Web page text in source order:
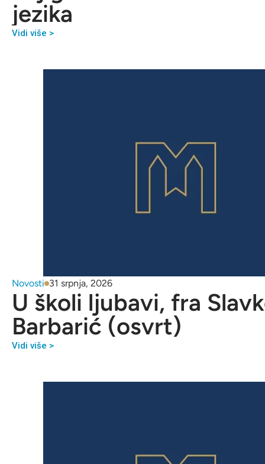
jezika
Vidi više >
Novosti 31 srpnja, 2026
U školi ljubavi, fra
Barbarić (osvrt)
Vidi više >